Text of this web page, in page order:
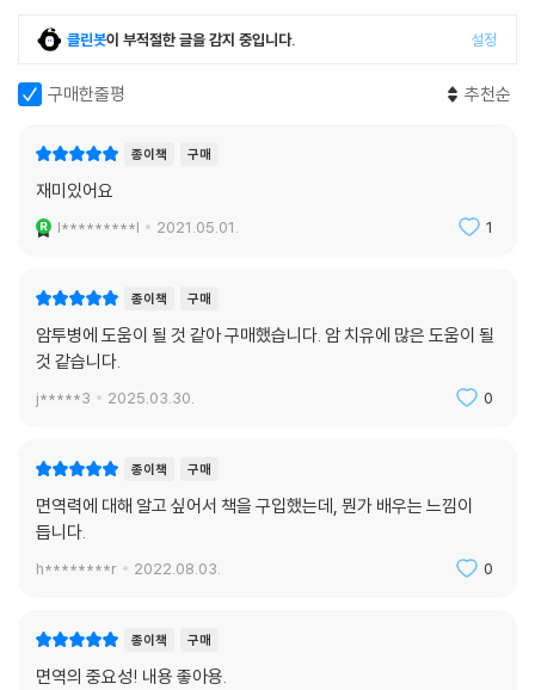
과학적으로 ‘노화’란 무엇이며, 면역계의 노화를 막기 위해 우리가 어떤 생
현대 사회에서 우리가 가장 통제하기 어려운 영역은 수면과 정신 건강 문
제일 것이다. 현대인의 생활은 스트레스로 가득하다. 면역계는 아주 오래
된 역사를 가지고 진화해온 인간의 메커니즘인데, 이 면역계가 적응해온
응하지 못한다. 스트레스가 생겨나면 면역계의 기능은 저하되고 우리의 면
역계는 인체를 보수하는 힘을 잃게 된다. 스트레스가 발생하면 뇌는 당장
닥친 위협에 집중하도록 강제하고 당장에 급한 스트레스 반응에 온 힘을
쏟느라, 삶을 유지하는 면역계는 둔화하게 되는 원리다. 저자는 스트레스
알아야 우리는 면역의 일을 정상화시키는 데 노력을 기울일 수 있을 것이
다. 뇌와 정신, 면역계는 따로 존재하는 것이 아니고, 오랫동안 함께 진화해
온 산물이라는 것은 잊어서는 안 될 중요한 사실이다.
는 우리가 활동하는 낮에는 ‘공격할 태세만 갖추고’ 있다가 우리가 쉬는 밤
에는 문제 해결과 보수에 돌입해왔다. 그렇기에 수면은 외부 환경과 싸우
클린봇이 부적절한 글을 감지 중입니다. 설정
구매한줄평 추천순
종이책 구매
재미있어요
l*********l 2021.05.01. 1
종이책 구매
암투병에 도움이 될 것 같아 구매했습니다. 암 치유에 많은 도움이 될
것 같습니다.
j*****3 2025.03.30. 0
종이책 구매
면역력에 대해 알고 싶어서 책을 구입했는데, 뭔가 배우는 느낌이
듭니다.
h********r 2022.08.03. 0
종이책 구매
면역의 중요성! 내용 좋아용.